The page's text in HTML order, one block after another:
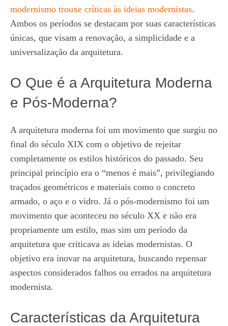
modernismo trouxe críticas às ideias modernistas.
Ambos os períodos se destacam por suas características
únicas, que visam a renovação, a simplicidade e a
universalização da arquitetura.
O Que é a Arquitetura Moderna
e Pós-Moderna?
A arquitetura moderna foi um movimento que surgiu no
final do século XIX com o objetivo de rejeitar
completamente os estilos históricos do passado. Seu
principal princípio era o “menos é mais”, privilegiando
traçados geométricos e materiais como o concreto
armado, o aço e o vidro. Já o pós-modernismo foi um
movimento que aconteceu no século XX e não era
propriamente um estilo, mas sim um período da
arquitetura que criticava as ideias modernistas. O
objetivo era inovar na arquitetura, buscando repensar
aspectos considerados falhos ou errados na arquitetura
modernista.
Características da Arquitetura